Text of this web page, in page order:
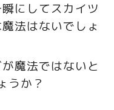
にしてスカイツ
法はないでしょ
魔法ではないと
うか？